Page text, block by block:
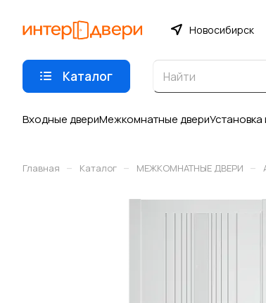
Новосибирск
Каталог
Входные двериМежкомнатные двери
Главная – Каталог – МЕЖКОМНАТНЫЕ ДВЕРИ –